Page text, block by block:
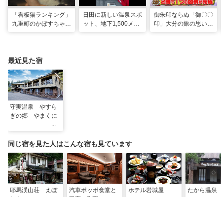
「看板猫ランキング」
九重町のかぼすちゃ
日田に新しい温泉スポ
ット、地下1,500メー
御朱印ならぬ「御〇〇
印」大分の旅の思い出
最近見た宿
守実温泉 やすら
ぎの郷 やまくに
同じ宿を見た人はこんな宿も見ています
耶馬渓山荘 えぼ
汽車ポッポ食堂と
ホテル岩城屋 たから温